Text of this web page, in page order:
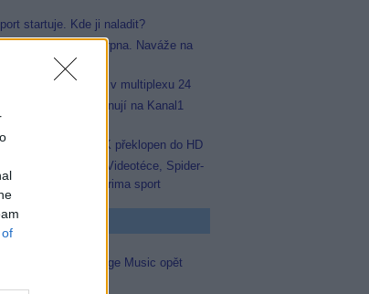
of
startuje. Kde ji naladit?
odstartuje 17. srpna. Naváže na
začala testovat v multiplexu 24
1 a 2 se přejmenují na Kanal1
Xtra
FILMBOX+ One SK překlopen do HD
TV: Novinka ve Videotéce, Spider-
i nový kanál Prima sport
skončila. Vantage Music opět